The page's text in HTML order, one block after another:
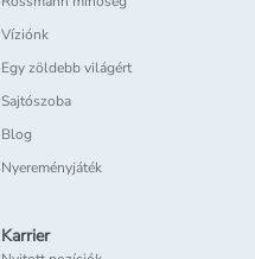
Víziónk
Egy zöldebb világért
Sajtószoba
Blog
Nyereményjáték
Karrier